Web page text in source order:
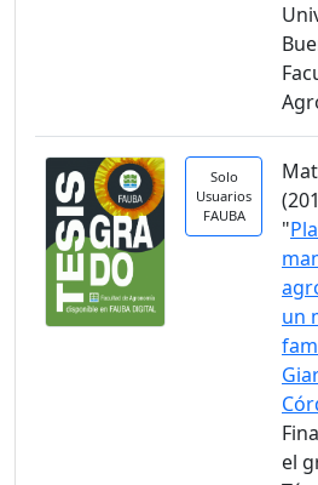
Solo
Usuarios
FAUBA
"
un
el